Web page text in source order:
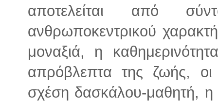
αποτελείται από
ανθρωποκεντρικού
μοναξιά, η
απρόβλεπτα της ζωής, οι
σχέση δασκάλου-μαθητή, η